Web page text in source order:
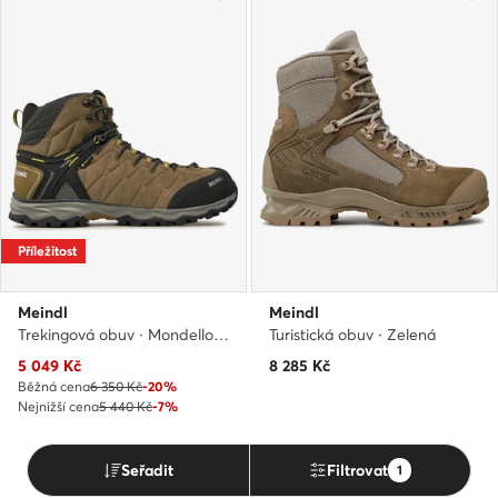
Příležitost
Meindl
Trekingová obuv · Mondello Mid GTX Gore-Tex 5524/05 · Béžová
Aktuální cena
5 049 Kč
Běžná cena6 350 Kč-20%
Nejnižší cena5 440 Kč-7%
Meindl
Turistická obuv · Zelená
8 285 Kč
Seřadit Filtrovat 1